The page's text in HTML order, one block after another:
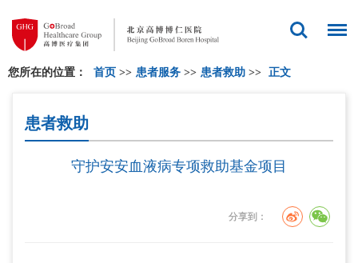
您所在的位置： 首页 >> 患者服务 >> 患者救助 >> 正文
患者救助
守护安安血液病专项救助基金项目
分享到：